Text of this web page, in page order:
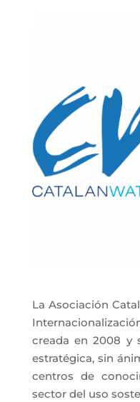
La Asociación
creada en 2008 y
estratégica, sin
centros de
sector del uso